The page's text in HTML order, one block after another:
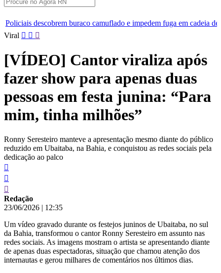
camuflado e impedem fuga em cadeia de Ceará-Mirim
Pular
conteúdo
Viral
[VÍDEO] Cantor viraliza após
fazer show para apenas duas
pessoas em festa junina: “Para
mim, tinha milhões”
Ronny Seresteiro manteve a apresentação mesmo diante do público
reduzido em Ubaitaba, na Bahia, e conquistou as redes sociais pela
dedicação ao palco
Redação
23/06/2026 | 12:35
Um vídeo gravado durante os festejos juninos de Ubaitaba, no sul
da Bahia, transformou o cantor Ronny Seresteiro em assunto nas
redes sociais. As imagens mostram o artista se apresentando diante
de apenas duas espectadoras, situação que chamou atenção dos
internautas e gerou milhares de comentários nos últimos dias.